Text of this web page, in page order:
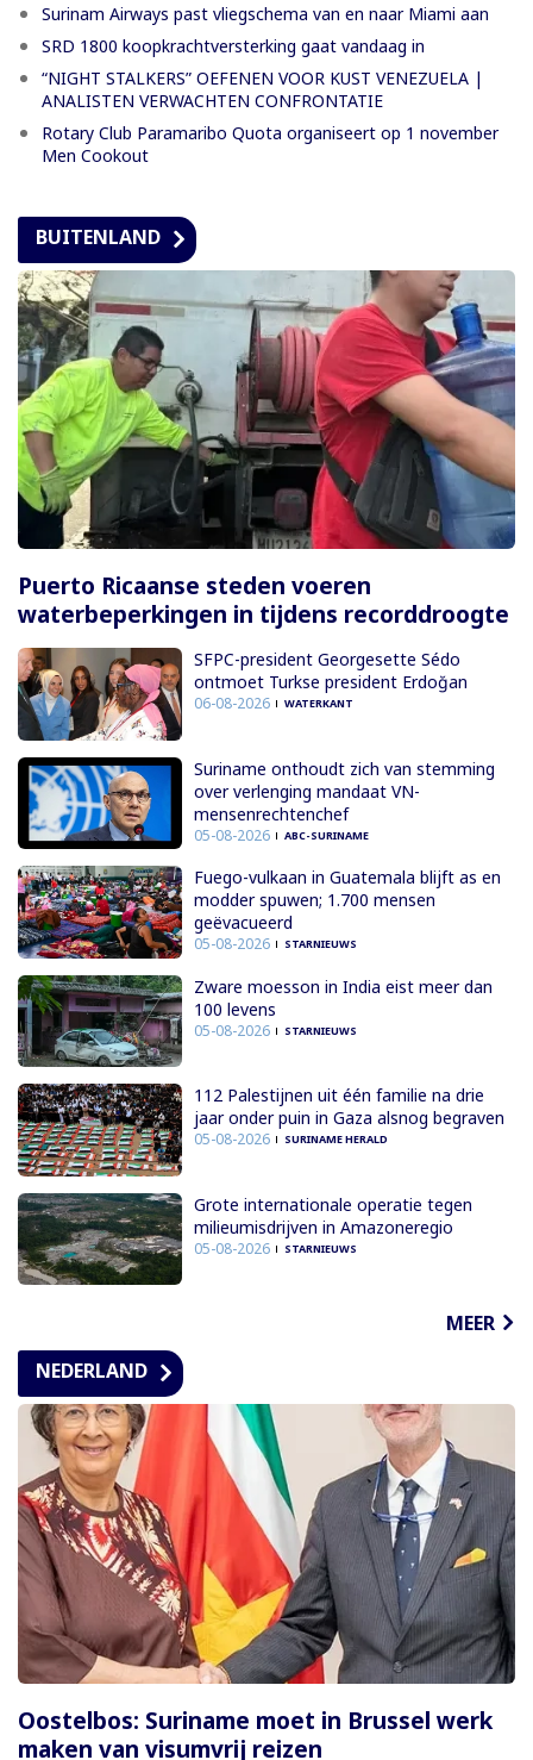
Surinam Airways past vliegschema van en naar Miami aan
SRD 1800 koopkrachtversterking gaat vandaag in
“NIGHT STALKERS” OEFENEN VOOR KUST VENEZUELA |
ANALISTEN VERWACHTEN CONFRONTATIE
Rotary Club Paramaribo Quota organiseert op 1 november
Men Cookout
BUITENLAND
Puerto Ricaanse steden voeren
waterbeperkingen in tijdens recorddroogte
SFPC-president Georgesette Sédo
ontmoet Turkse president Erdoğan
06-08-2026 WATERKANT
Suriname onthoudt zich van stemming
over verlenging mandaat VN-
mensenrechtenchef
05-08-2026 ABC-SURINAME
Fuego-vulkaan in Guatemala blijft as en
modder spuwen; 1.700 mensen
geëvacueerd
05-08-2026 STARNIEUWS
Zware moesson in India eist meer dan
100 levens
05-08-2026 STARNIEUWS
112 Palestijnen uit één familie na drie
jaar onder puin in Gaza alsnog begraven
05-08-2026 SURINAME HERALD
Grote internationale operatie tegen
milieumisdrijven in Amazoneregio
05-08-2026 STARNIEUWS
MEER
NEDERLAND
Oostelbos: Suriname moet in Brussel werk
maken van visumvrij reizen